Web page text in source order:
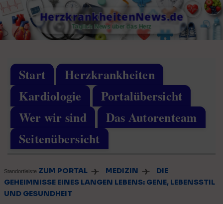
Skip
to
content
HerzkrankheitenNews.de
Täglich News über das Herz
Start
Herzkrankheiten
Kardiologie
Portalübersicht
Wer wir sind
Das Autorenteam
Seitenübersicht
Standortleiste ZUM PORTAL ❱ MEDIZIN ❱
DIE
GEHEIMNISSE EINES LANGEN LEBENS: GENE, LEBENSSTIL
UND GESUNDHEIT